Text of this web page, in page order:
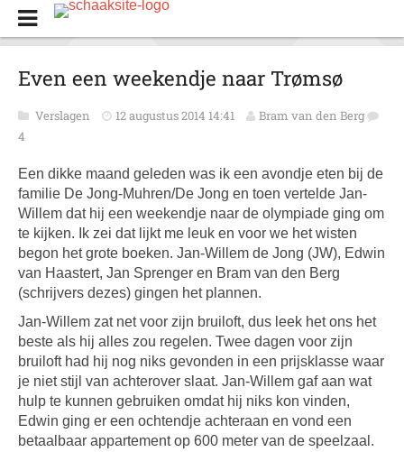
Even een weekendje naar Trømsø
Verslagen 12 augustus 2014 14:41
Bram van den Berg
4
Een dikke maand geleden was ik een avondje eten bij de
familie De Jong-Muhren/De Jong en toen vertelde Jan-
Willem dat hij een weekendje naar de olympiade ging om
te kijken. Ik zei dat lijkt me leuk en voor we het wisten
begon het grote boeken. Jan-Willem de Jong (JW), Edwin
van Haastert, Jan Sprenger en Bram van den Berg
(schrijvers dezes) gingen het plannen.
Jan-Willem zat net voor zijn bruiloft, dus leek het ons het
beste als hij alles zou regelen. Twee dagen voor zijn
bruiloft had hij nog niks gevonden in een prijsklasse waar
je niet stijl van achterover slaat. Jan-Willem gaf aan wat
hulp te kunnen gebruiken omdat hij niks kon vinden,
Edwin ging er een ochtendje achteraan en vond een
betaalbaar appartement op 600 meter van de speelzaal.